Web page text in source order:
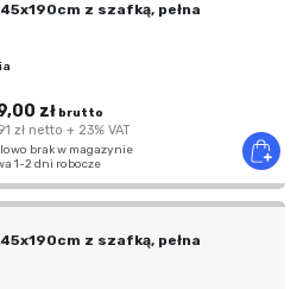
z szafką, pełna
złbrutto
złnetto + 23% VAT
brak w magazynie
1-2 dni robocze
z szafką, pełna